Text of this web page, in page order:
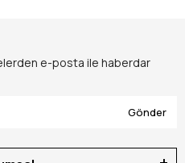
e-posta ile haberdar
Gönder